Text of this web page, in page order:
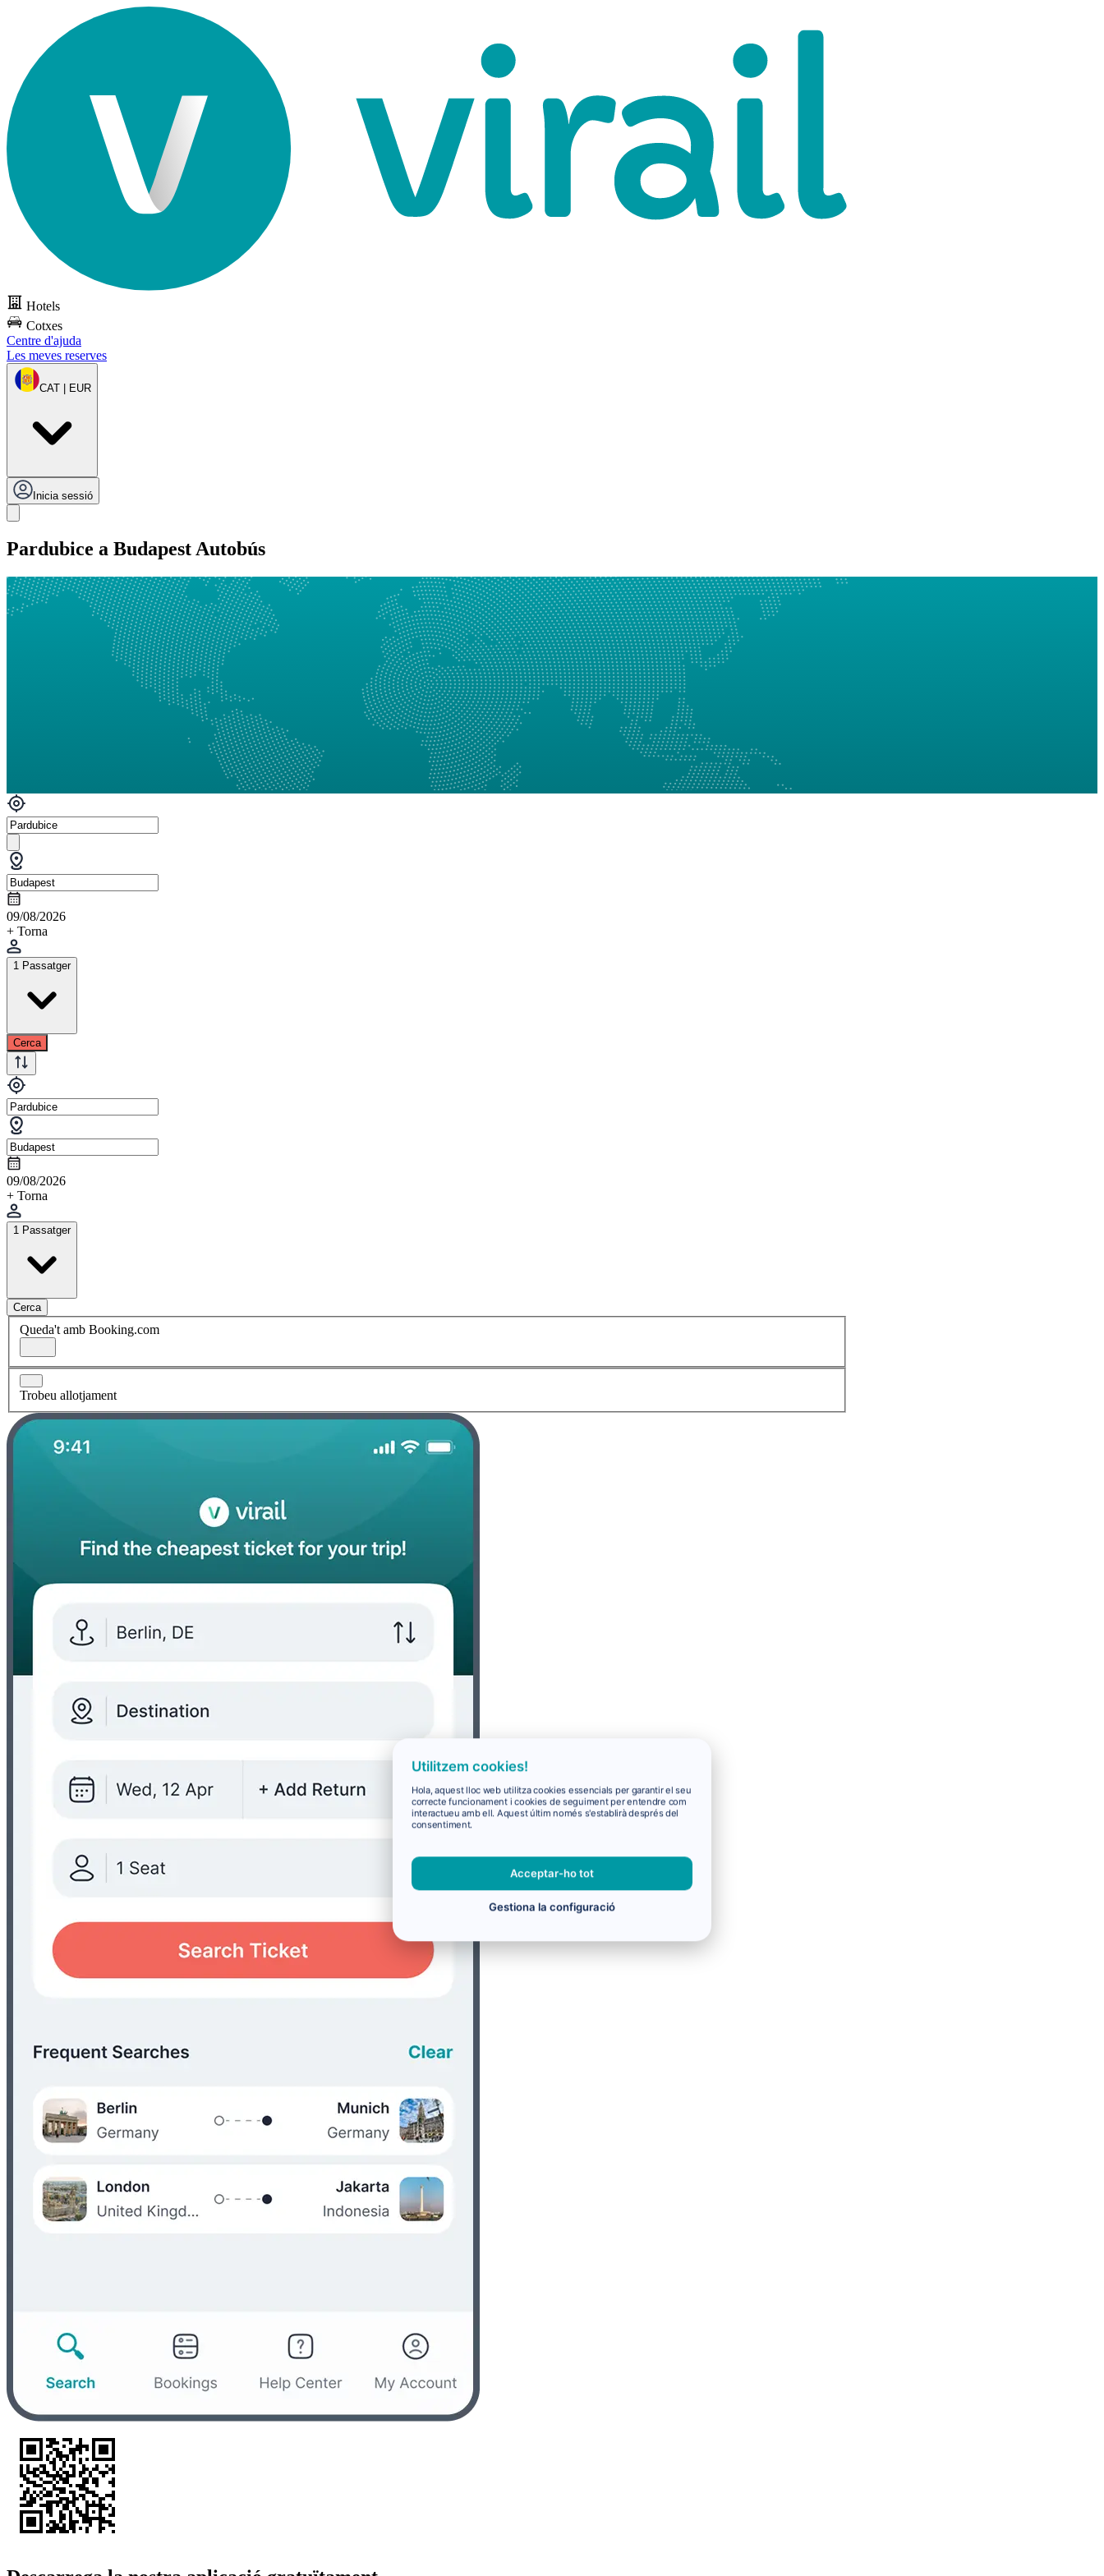
Hotels
Cotxes
Centre d'ajuda
Les meves reserves
CAT | EUR
Inicia sessió
Pardubice a Budapest Autobús
09/08/2026
+ Torna
1 Passatger
Cerca
09/08/2026
+ Torna
1 Passatger
Cerca
Queda't amb Booking.com
Trobeu allotjament
Utilitzem cookies!
Hola, aquest lloc web utilitza cookies essencials per garantir el seu
correcte funcionament i cookies de seguiment per entendre com
interactueu amb ell. Aquest últim només s'establirà després del
consentiment.
Acceptar-ho tot
Gestiona la configuració